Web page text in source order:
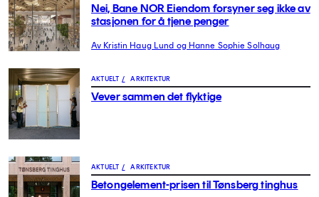
Nei, Bane NOR Eiendom forsyner seg ikke av
stasjonen for å tjene penger
Av Kristin Haug Lund og Hanne Sophie Solhaug
AKTUELT / ARKITEKTUR
Vever sammen det flyktige
AKTUELT / ARKITEKTUR
Betongelement-prisen til Tønsberg tinghus